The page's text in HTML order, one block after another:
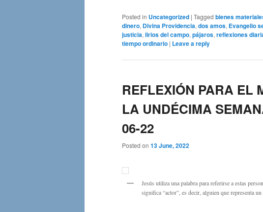
Posted in Uncategorized | Tagged bienes
dinero, Divina Providencia, dos amos, Evangelio
justicia, lirios del campo, pájaros, reflexiones
tiempo ordinario | Leave a reply
REFLEXIÓN PARA EL
LA UNDÉCIMA
06-22
Posted on 13 June, 2022
Jesús utiliza una palabra para referirse a estas
significa “actor”, es decir, alguien que representa